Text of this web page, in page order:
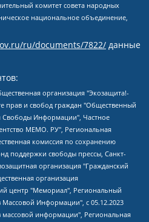
комитет совета народных
национальное объединение,
ru/documents/7822/ данные
областная общественная организация "Центр гендерных исследований", Гурман Юрий Альбертович, Медиапроект "ОВД-Инфо", Егоров Владимир Владимирович, Жилинский Владимир Александрович, Общество с ограниченной ответственностью "ЗП", Иванова София Юрьевна, Карезина Инна Павловна, Кильтау Екатерина Викторовна, Петров Алексей Викторович, Пискунов Сергей Евгеньевич, Смирнов Сергей Сергеевич, Тихонов Михаил Сергеевич, Общество с ограниченной ответственностью "ЖУРНАЛИСТ-ИНОСТРАННЫЙ АГЕНТ", Арапова Галина Юрьевна, Вольтская Татьяна Анатольевна, Американская компания "Mason G.E.S. Anonymous Foundation" (США), являющаяся владельцем интернет-издания https://mnews.world/, Компания "Stichting Bellingcat", зарегистрированная в Нидерландах (дата регистрации 11.07.2018), Захаров Андрей Вячеславович, Клепиковская Екатерина Дмитриевна, Общество с ограниченной ответственностью "МЕМО", Перл Роман Александрович, Симонов Евгений Алексеевич, Соловьева Елена Анатольевна, Сотников Даниил Владимирович, Сурначева Елизавета Дмитриевна, Автономная некоммерческая организация по защите прав человека и информированию населения "Якутия – Наше Мнение", Общество с ограниченной ответственностью "Москоу диджитал медиа", с 26.01.2023 Общество с ограниченной ответственностью "Чайка Белые сады", Ветошкина Валерия Валерьевна, Заговора Максим Александрович, Межрегиональное общественное движение "Российская ЛГБТ - сеть", Оленичев Максим Владимирович, Павлов Иван Юрьевич, Скворцова Елена Сергеевна, Общество с ограниченной ответственностью "Как бы инагент", Кочетков Игорь Викторович, Общество с ограниченной ответственностью "Честные выборы", Еланчик Олег Александрович, Общество с ограниченной ответственностью "Нобелевский призыв", Гималова Регина Эмилевна, Григорьев Андрей Валерьевич, Григорьева Алина Александровна, Ассоциация по содействию защите прав призывников, альтернативнослужащих и военнослужащих "Правозащитная группа "Гражданин.Армия.Право", Хисамова Регина Фаритовна, Автономная некоммерческая организация по реализации социально-правовых программ "Лилит", Дальневосточное общественное движение "Маяк", Санкт-Петербургская ЛГБТ-инициативная группа "Выход", Инициативная группа ЛГБТ+ "Реверс", Алексеев Андрей Викторович, Бекбулатова Таисия Львовна, Беляев Иван Михайлович, Владыкина Елена Сергеевна, Гельман Марат Александрович, Никульшина Вероника Юрьевна, Толоконникова Надежда Андреевна, Шендерович Виктор Анатольевич, Общество с ограниченной ответственностью "Данное сообщение", Общество с ограниченной ответственностью Издательский дом "Новая глава", Айнбиндер Александра Александровна, Московский комьюнити-центр для ЛГБТ+инициатив, Благотворительный фонд развития филантропии, Deutsche Welle (Германия, Kurt-Schumacher-Strasse 3, 53113 Bonn), Борзунова Мария Михайловна, Воробьев Виктор Викторович, Голубева Анна Львовна, Константинова Алла Михайловна, Малкова Ирина Владимировна, Мурадов Мурад Абдулгалимович, Осетинская Елизавета Николаевна, Понасенков Евгений Николаевич, Ганапольский Матвей Юрьевич, Киселев Евгений Алексеевич, Борухович Ирина Григорьевна, Дремин Иван Тимофеевич, Дубровский Дмитрий Викторович, Красноярская региональная общественная организация поддержки и развития альтернативных образовательных технологий и межкультурных коммуникаций "ИНТЕРРА", Маяковская Екатерина Алексеевна, Фейгин Марк Захарович, Филимонов Андрей Викторович, Дзугкоева Регина Николаевна, Доброхотов Роман Александрович, Дудь Юрий Александрович, Елкин Сергей Владимирович, Кругликов Кирилл Игоревич, Сабунаева Мария Леонидовна, Семенов Алексей Владимирович, Шаинян Карен Багратович, Шульман Екатерина Михайловна, Асафьев Артур Валерьевич, Вахштайн Виктор Семенович, Венедиктов Алексей Алексеевич, Лушникова Екатерина Евгеньевна, Волков Леонид Михайлович, Невзоров Александр Глебович, Пархоменко Сергей Борисович, Сироткин Ярослав Николаевич, Кара-Мурза Владимир Владимирович, Баранова Наталья Владимировна, Гозман Леонид Яковлевич, Кагарлицкий Борис Юльевич, Климарев Михаил Валерьевич, Милов Владимир Станиславович, Автономная некоммерческая организация Краснодарский центр современного искусства "Типография", Моргенштерн Алишер Тагирович, Соболь Любовь Эдуардовна, Общество с ограниченной ответственностью "ЛИЗА НОРМ", Каспаров Гарри Кимович, Ходорковский Михаил Борисович, Общество с ограниченной ответственностью "Апрельские тезисы", Данилович Ирина Брониславовна, Кашин Олег Владимирович, Петров Николай Владимирович, Пивоваров Алексей Владимирович, Соколов Михаил Владимирович, Цветкова Юлия Владимировна, Чичваркин Евгений Александрович, Комитет против пыток/Команда против пыток, Общество с ограниченной ответственностью "Первый научный", Общество с ограниченной ответственностью "Вертолет и ко", Белоцерковская Вероника Борисовна, Кац Максим Евгеньевич, Лазарева Татьяна Юрьевна, Шаведдинов Руслан Табризович, Яшин Илья Валерьевич, Общество с ограниченной ответственностью "Иноагент ААВ", Алешковский Дмитрий Петрович, Альбац Евгения Марковна, Быков Дмитрий Львович, Галямина Юлия Евгеньевна, Лойко Сергей Леонидович, Мартынов Кирилл Константинович, Медведев Сергей Александрович, Крашенинников Федор Геннадиевич, Гордеева Катерина Вл